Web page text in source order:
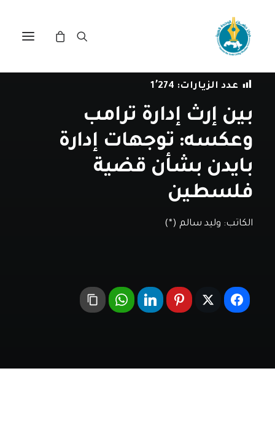
فيمقالات
عدد الزيارات: 1٬274
بين إرث إدارة ترامب
وعكسه: توجهات إدارة
بايدن بشأن قضية
فلسطين
الكاتب: وليد سالم (*)